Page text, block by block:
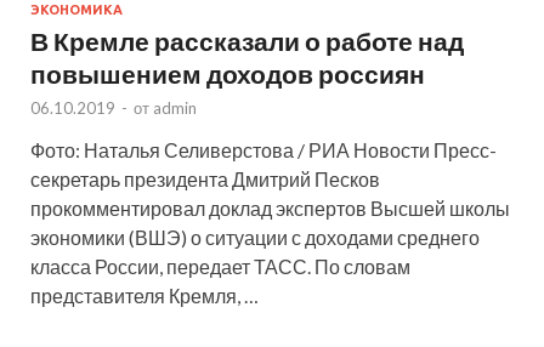
ЭКОНОМИКА
В Кремле рассказали о работе над
повышением доходов россиян
06.10.2019 - от admin
Фото: Наталья Селиверстова / РИА Новости Пресс-
секретарь президента Дмитрий Песков
прокомментировал доклад экспертов Высшей школы
экономики (ВШЭ) о ситуации с доходами среднего
класса России, передает ТАСС. По словам
представителя Кремля, …